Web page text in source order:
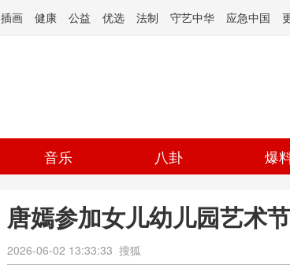
插画 健康 公益 优选 法制 守艺中华 应急中国
音乐 八卦 爆
唐嫣参加女儿幼儿园艺术
2026-06-02 13:33:33 搜狐